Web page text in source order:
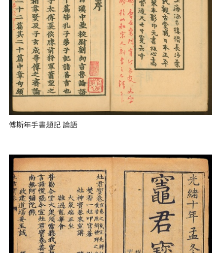
傅斯年手書題記 論語